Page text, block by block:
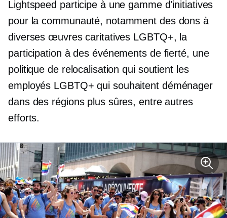
Lightspeed participe à une gamme d'initiatives
pour la communauté, notamment des dons à
diverses œuvres caritatives LGBTQ+, la
participation à des événements de fierté, une
politique de relocalisation qui soutient les
employés LGBTQ+ qui souhaitent déménager
dans des régions plus sûres, entre autres
efforts.